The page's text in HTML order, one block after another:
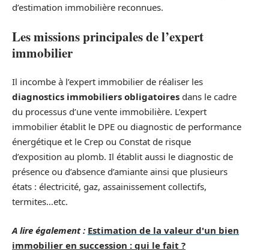
d’estimation immobilière reconnues.
Les missions principales de l’expert
immobilier
Il incombe à l’expert immobilier de réaliser les
diagnostics immobiliers obligatoires dans le cadre
du processus d’une vente immobilière. L’expert
immobilier établit le DPE ou diagnostic de performance
énergétique et le Crep ou Constat de risque
d’exposition au plomb. Il établit aussi le diagnostic de
présence ou d’absence d’amiante ainsi que plusieurs
états : électricité, gaz, assainissement collectifs,
termites…etc.
A lire également : Estimation de la valeur d'un bien
immobilier en succession : qui le fait ?